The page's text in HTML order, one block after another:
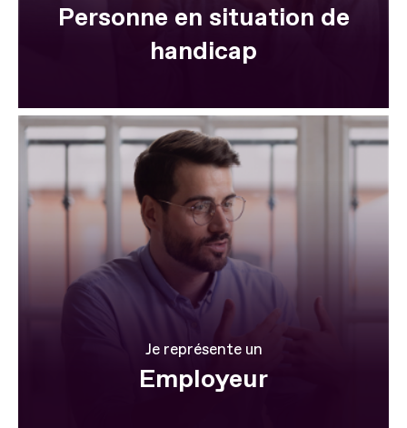
Personne en situation de
handicap
Je représente un
Employeur